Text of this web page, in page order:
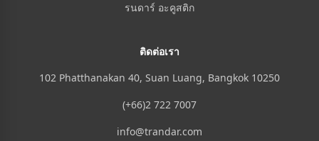
รนดาร์ อะคูสติก
ติดต่อเรา
102 Phatthanakan 40, Suan Luang, Bangkok 10250
(+66)2 722 7007
info@trandar.com